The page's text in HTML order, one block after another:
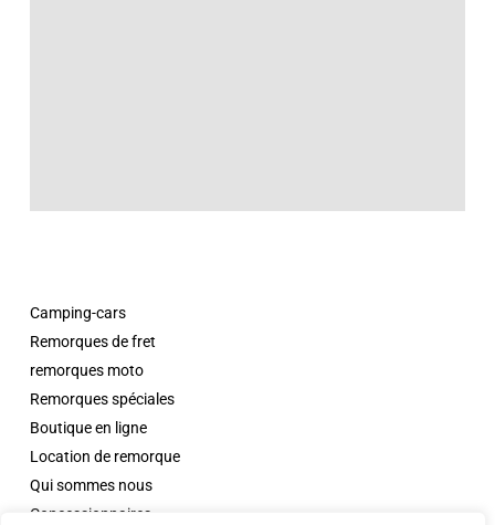
Qui sommes nous
Concessionnaires
Camping-cars
Remorques de fret
remorques moto
Remorques spéciales
Boutique en ligne
Location de remorque